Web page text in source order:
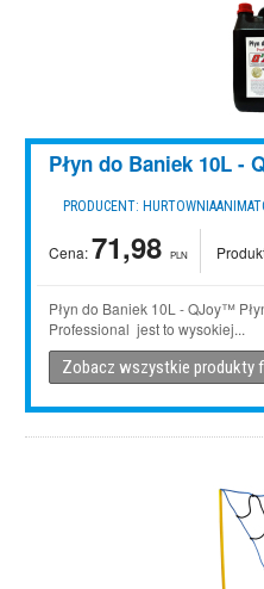
Płyn do Baniek 10L -
PRODUCENT:
Cena:71,98 PLN
Płyn do Baniek 10L - QJoy™
Professional jest to wysokiej...
Zobacz wszystkie produkty